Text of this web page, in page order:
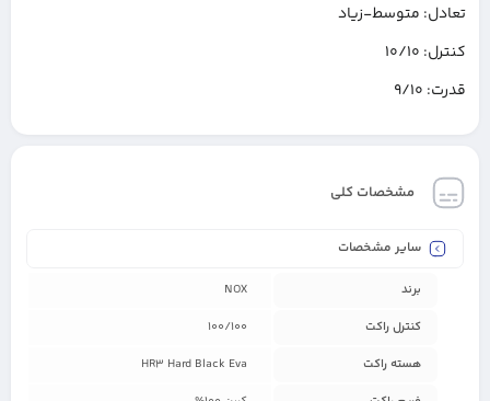
تعادل: متوسط-زیاد
کنترل: ۱۰/۱۰
قدرت: ۹/۱۰
مشخصات کلی
سایر مشخصات
برند
NOX
کنترل راکت
100/100
هسته راکت
HR3 Hard Black Eva